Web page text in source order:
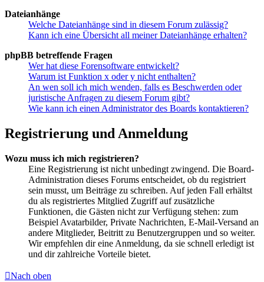
Dateianhänge
Welche Dateianhänge sind in diesem Forum zulässig?
Kann ich eine Übersicht all meiner Dateianhänge erhalten?
phpBB betreffende Fragen
Wer hat diese Forensoftware entwickelt?
Warum ist Funktion x oder y nicht enthalten?
An wen soll ich mich wenden, falls es Beschwerden oder
juristische Anfragen zu diesem Forum gibt?
Wie kann ich einen Administrator des Boards kontaktieren?
Registrierung und Anmeldung
Wozu muss ich mich registrieren?
Eine Registrierung ist nicht unbedingt zwingend. Die Board-
Administration dieses Forums entscheidet, ob du registriert
sein musst, um Beiträge zu schreiben. Auf jeden Fall erhältst
du als registriertes Mitglied Zugriff auf zusätzliche
Funktionen, die Gästen nicht zur Verfügung stehen: zum
Beispiel Avatarbilder, Private Nachrichten, E-Mail-Versand an
andere Mitglieder, Beitritt zu Benutzergruppen und so weiter.
Wir empfehlen dir eine Anmeldung, da sie schnell erledigt ist
und dir zahlreiche Vorteile bietet.
Nach oben